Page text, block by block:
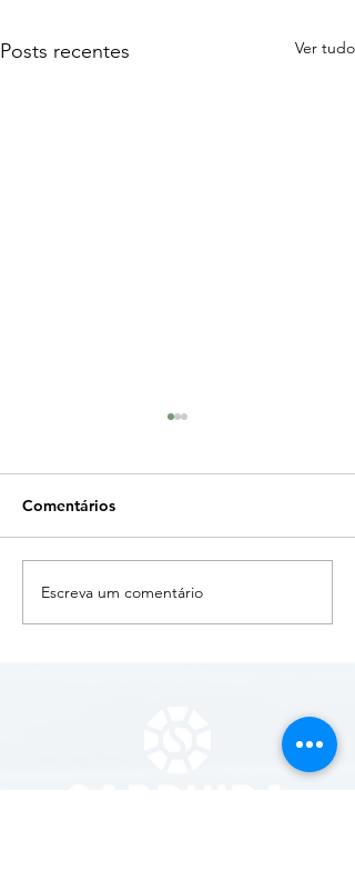
Posts recentes Ver tudo
Reflexologia Podal
Comentários
Escreva um comentário